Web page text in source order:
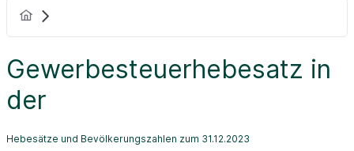
Gewerbesteuerhebesatz in
der
Hebesätze und Bevölkerungszahlen zum 31.12.2023